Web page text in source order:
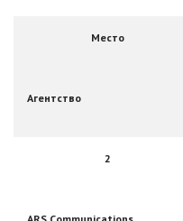
Место
Агентство
2